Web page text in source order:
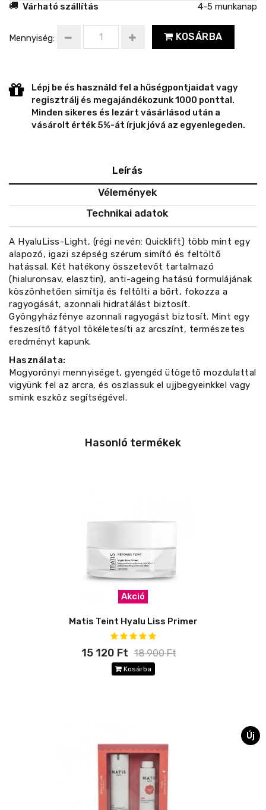
Várható szállítás
4-5 munkanap
Mennyiség: KOSÁRBA
Lépj be és használd fel a hűségpontjaidat vagy
regisztrálj és megajándékozunk 1000 ponttal.
Minden sikeres és lezárt vásárlásod után a
vásárolt érték 5%-át írjuk jóvá az egyenlegeden.
Leírás
Vélemények
Technikai adatok
A HyaluLiss-Light, (régi nevén: Quicklift) több mint egy
alapozó, igazi szépség szérum simító és feltöltő
hatással. Két hatékony összetevőt tartalmazó
(hialuronsav, elasztin), anti-ageing hatású formulájának
köszönhetően simítja és feltölti a bőrt, fokozza a
ragyogását, azonnali hidratálást biztosít.
Gyöngyházfénye azonnali ragyogást biztosít. Mint egy
feszesítő fátyol tökéletesíti az arcszínt, természetes
eredményt kapunk.
Használata:
Mogyorónyi mennyiséget, gyengéd ütögető mozdulattal
vigyünk fel az arcra, és oszlassuk el ujjbegyeinkkel vagy
smink eszköz segítségével.
Hasonló termékek
Akció
Matis Teint Hyalu Liss Primer
15 120 Ft 18 900 Ft
Kosárba
Új